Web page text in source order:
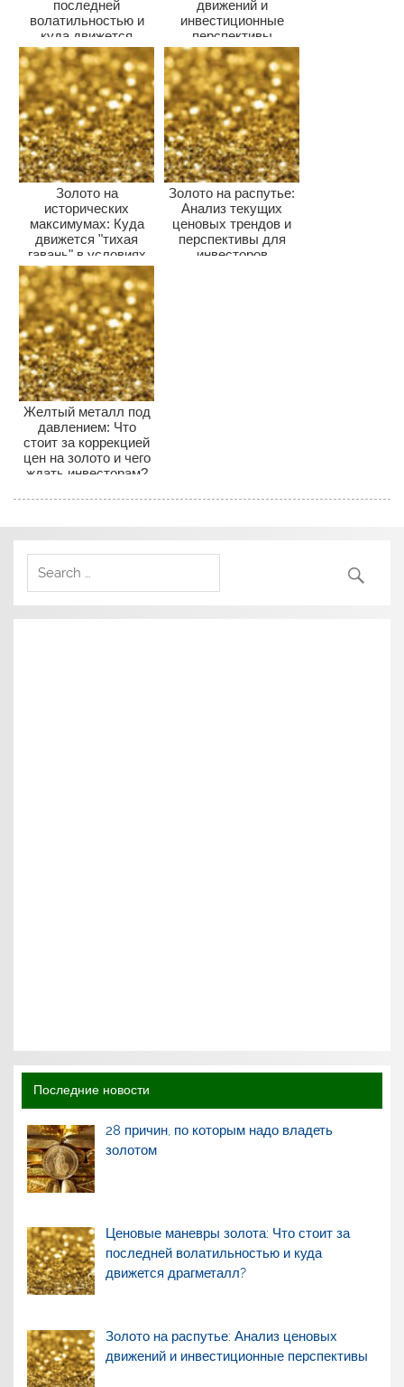
последней
волатильностью и
куда движется
драгметалл?
движений и
инвестиционные
перспективы
Золото на
исторических
максимумах: Куда
движется "тихая
гавань" в условиях
глобальной
неопределеннос...
Золото на распутье:
Анализ текущих
ценовых трендов и
перспективы для
инвесторов
Желтый металл под
давлением: Что
стоит за коррекцией
цен на золото и чего
ждать инвесторам?
Последние новости
28 причин, по которым надо владеть
золотом
Ценовые маневры золота: Что стоит за
последней волатильностью и куда
движется драгметалл?
Золото на распутье: Анализ ценовых
движений и инвестиционные перспективы